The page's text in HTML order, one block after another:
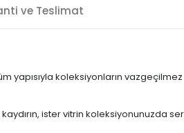
ve Teslimat
yapısıyla koleksiyonların vazgeçilmez
ister vitrin koleksiyonunuzda